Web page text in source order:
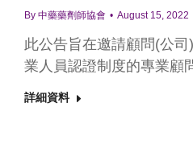
By 中藥藥劑師協會 August 15, 2022
此公告旨在邀請顧問(公
業人員認證制度的專業顧
詳細資料